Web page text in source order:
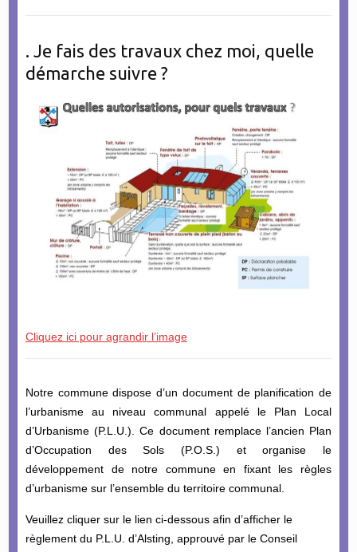
. Je fais des travaux chez moi, quelle
démarche suivre ?
Cliquez ici pour agrandir l’image
Notre commune dispose d’un document de planification de
l’urbanisme au niveau communal appelé le Plan Local
d’Urbanisme (P.L.U.). Ce document remplace l’ancien Plan
d’Occupation des Sols (P.O.S.) et organise le
développement de notre commune en fixant les règles
d’urbanisme sur l’ensemble du territoire communal.
Veuillez cliquer sur le lien ci-dessous afin d’afficher le
règlement du P.L.U. d’Alsting, approuvé par le Conseil